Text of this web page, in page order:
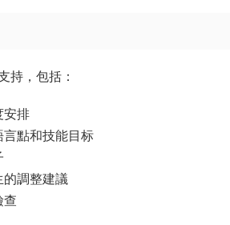
持，包括：
安排
點和技能目标
的調整建議
查